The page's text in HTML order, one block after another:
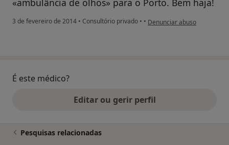
«ambulância de olhos» para o Porto. Bem haja!
3 de fevereiro de 2014 • Consultório privado • • na opinião do utilizador
Denunciar abuso
É este médico?
Editar ou gerir perfil
Pesquisas relacionadas